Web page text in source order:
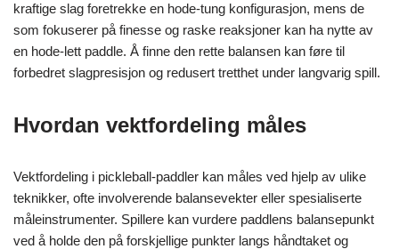
kraftige slag foretrekke en hode-tung konfigurasjon, mens de
som fokuserer på finesse og raske reaksjoner kan ha nytte av
en hode-lett paddle. Å finne den rette balansen kan føre til
forbedret slagpresisjon og redusert tretthet under langvarig spill.
Hvordan vektfordeling måles
Vektfordeling i pickleball-paddler kan måles ved hjelp av ulike
teknikker, ofte involverende balansevekter eller spesialiserte
måleinstrumenter. Spillere kan vurdere paddlens balansepunkt
ved å holde den på forskjellige punkter langs håndtaket og